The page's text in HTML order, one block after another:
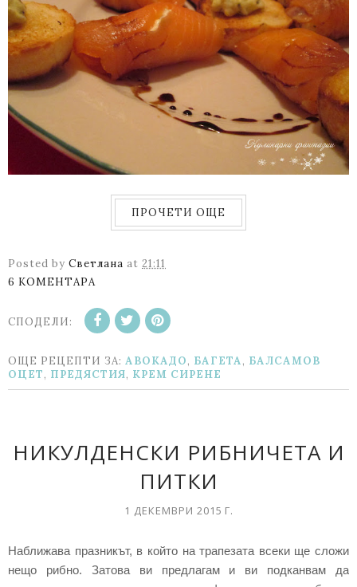
ПРОЧЕТИ ОЩЕ
Posted by Светлана at 21:11
6 КОМЕНТАРА
СПОДЕЛИ:
ОЩЕ РЕЦЕПТИ ЗА: АВОКАДО, БАГЕТА, БАЛСАМОВ
ОЦЕТ, ПРЕДЯСТИЯ, KРЕМ СИРЕНЕ
НИКУЛДЕНСКИ РИБНИЧЕТА И
ПИТКИ
1 ДЕКЕМВРИ 2015 Г.
Наближава празникът, в който на трапезата всеки ще сложи
нещо рибно. Затова ви предлагам и ви подканвам да